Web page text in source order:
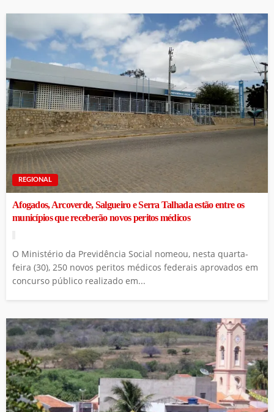
REGIONAL
Afogados, Arcoverde, Salgueiro e Serra Talhada estão entre os
municípios que receberão novos peritos médicos
O Ministério da Previdência Social nomeou, nesta quarta-
feira (30), 250 novos peritos médicos federais aprovados em
concurso público realizado em...